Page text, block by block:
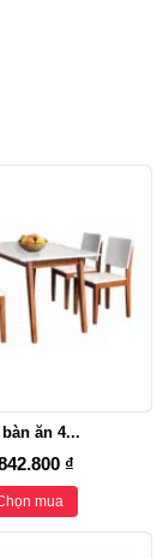
bàn ăn 4...
₫
mua